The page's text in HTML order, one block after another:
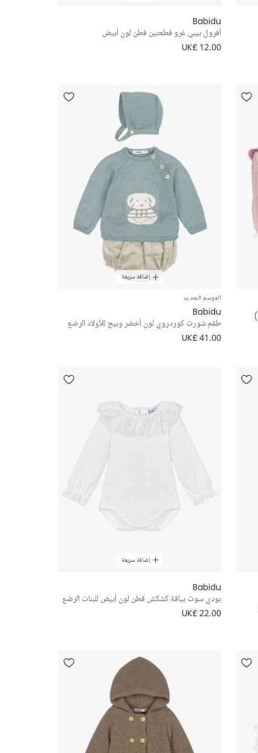
Babidu
أفرول بيبي غرو قطعتين قطن لون أبيض
UK£ 12.00
إضافة سريعة
الموسم الجديد
Babidu
طقم شورت كوردروي لون أخضر وبيج للأولاد الرضع
UK£ 41.00
إضافة سريعة
Babidu
بودي سوت بياقة كشكش قطن لون أبيض للبنات الرضع
UK£ 22.00